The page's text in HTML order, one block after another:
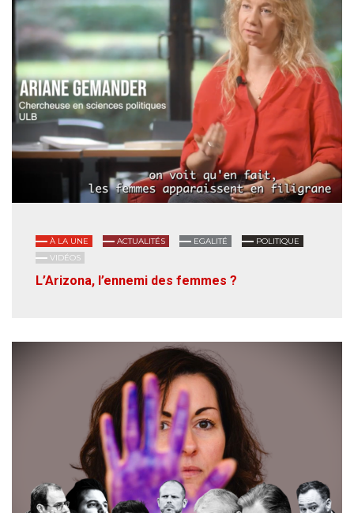
À LA UNE ACTUALITÉS EGALITÉ
POLITIQUE
VIDÉOS
L’Arizona, l’ennemi des femmes ?